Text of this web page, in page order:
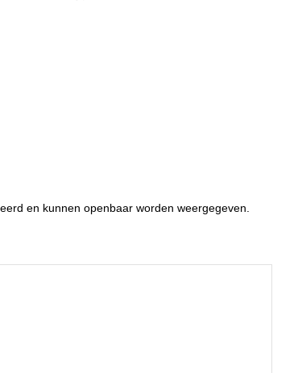
en kunnen openbaar worden weergegeven.